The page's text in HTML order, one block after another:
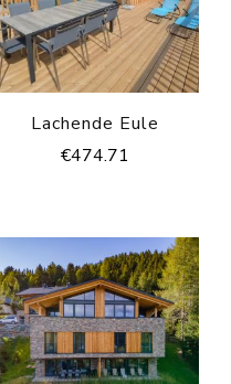
Lachende Eule
€474.71